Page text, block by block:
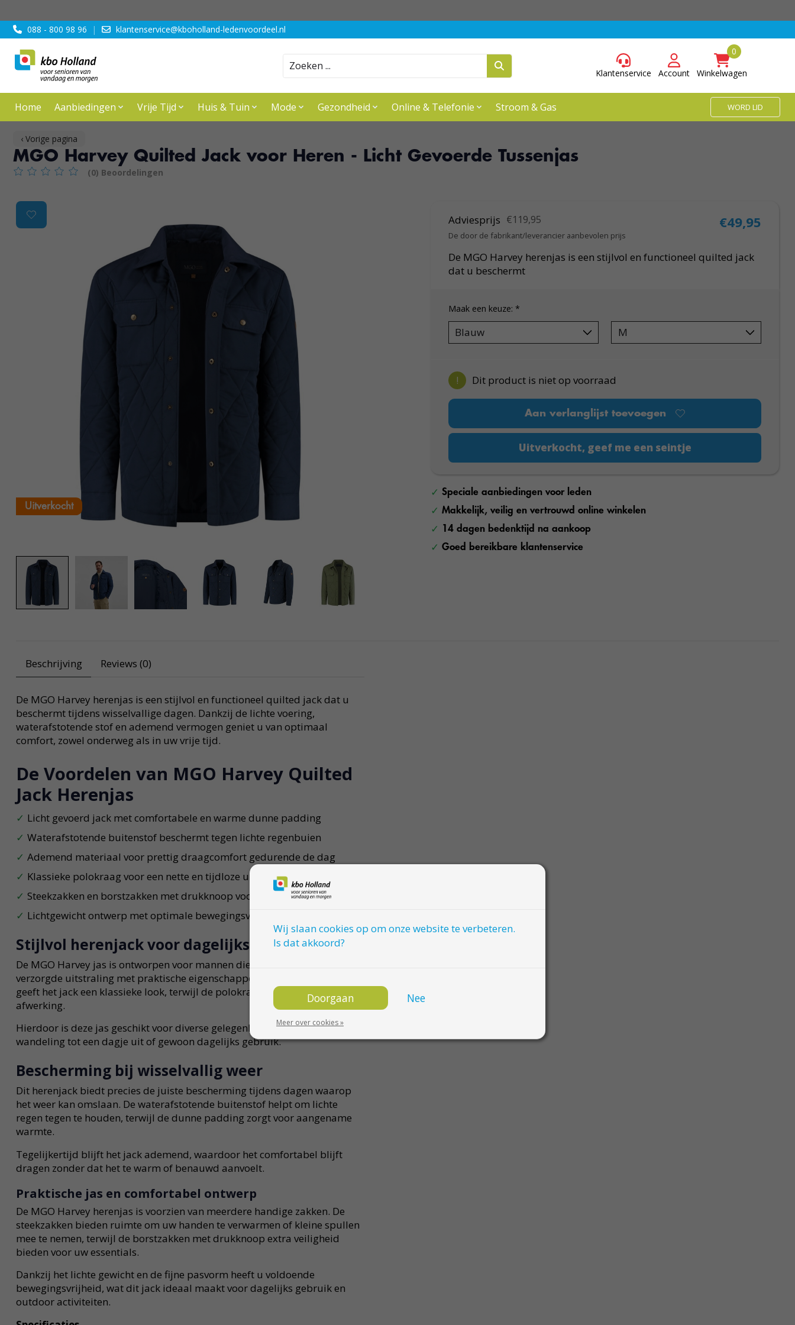
088 - 800 98 96 | klantenservice@kboholland-ledenvoordeel.nl
Zoeken
Klantenservice Account Winkelwagen
Home Aanbiedingen Vrije Tijd Huis & Tuin Mode Gezondheid Online & Telefonie Stroom & Gas WORD LID
‹ Vorige pagina
MGO Harvey Quilted Jack voor Heren - Licht Gevoerde Tussenjas
De beoordeling van dit product is0van de 5
(0) Beoordelingen
Product image slideshow Items
Uitverkocht
Adviesprijs €119,95
De door de fabrikant/leverancier aanbevolen prijs
€49,95
De MGO Harvey herenjas is een stijlvol en functioneel quilted jack
dat u beschermt
Maak een keuze: *
! Dit product is niet op voorraad
Aan verlanglijst toevoegen
Uitverkocht, geef me een seintje
Speciale aanbiedingen voor leden
Makkelijk, veilig en vertrouwd online winkelen
14 dagen bedenktijd na aankoop
Goed bereikbare klantenservice
Beschrijving Reviews (0)
De MGO Harvey herenjas is een stijlvol en functioneel quilted jack dat u
beschermt tijdens wisselvallige dagen. Dankzij de lichte voering,
waterafstotende stof en ademend vermogen geniet u van optimaal
comfort, zowel onderweg als in uw vrije tijd.
De Voordelen van MGO Harvey Quilted
Jack Herenjas
Licht gevoerd jack met comfortabele en warme dunne padding
Waterafstotende buitenstof beschermt tegen lichte regenbuien
Ademend materiaal voor prettig draagcomfort gedurende de dag
Klassieke polokraag voor een nette en tijdloze uitstraling
Steekzakken en borstzakken met drukknoop voor extra opbergruimte
Lichtgewicht ontwerp met optimale bewegingsvrijheid
Stijlvol herenjack voor dagelijks gebruik
De MGO Harvey jas is ontworpen voor mannen die houden van een
verzorgde uitstraling met praktische eigenschappen. Het quilted design
geeft het jack een klassieke look, terwijl de polokraag zorgt voor een nette
afwerking.
Hierdoor is deze jas geschikt voor diverse gelegenheden, van een
wandeling tot een dagje uit of gewoon dagelijks gebruik.
Bescherming bij wisselvallig weer
Dit herenjack biedt precies de juiste bescherming tijdens dagen waarop
het weer kan omslaan. De waterafstotende buitenstof helpt om lichte
regen tegen te houden, terwijl de dunne padding zorgt voor aangename
warmte.
Tegelijkertijd blijft het jack ademend, waardoor het comfortabel blijft
dragen zonder dat het te warm of benauwd aanvoelt.
Praktische jas en comfortabel ontwerp
De MGO Harvey herenjas is voorzien van meerdere handige zakken. De
steekzakken bieden ruimte om uw handen te verwarmen of kleine spullen
mee te nemen, terwijl de borstzakken met drukknoop extra veiligheid
bieden voor uw essentials.
Dankzij het lichte gewicht en de fijne pasvorm heeft u voldoende
bewegingsvrijheid, wat dit jack ideaal maakt voor dagelijks gebruik en
outdoor activiteiten.
Wij slaan cookies op om onze website te verbeteren.
Is dat akkoord?
Doorgaan Nee
Meer over cookies »